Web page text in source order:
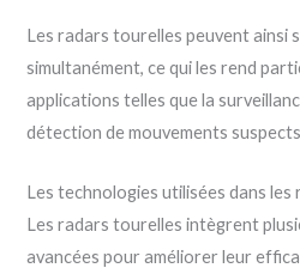
Les radars tourelles peuvent ainsi
simultanément, ce qui les rend
applications telles que la
détection de mouvements
Les technologies utilisées dans
Les radars tourelles intègrent
avancées pour améliorer leur